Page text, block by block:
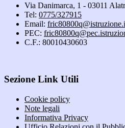
Via Danimarca, 1 - 03011
Tel: 0775/327915
Email:
PEC:
C.F.: 80010430603
Sezione Link Utili
Cookie policy
Note legali
Informativa Privacy